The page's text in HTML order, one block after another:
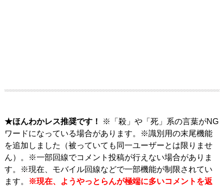
★ほんわかレス推奨です！
※「殺」や「死」系の言葉がNG
ワードになっている場合があります。※識別用の末尾機能
を追加しました（被っていても同一ユーザーとは限りませ
ん）。※一部回線でコメント投稿が行えない場合がありま
す。※現在、モバイル回線などで一部機能が制限されてい
ます。
※現在、ようやっとらんが極端に多いコメントを返